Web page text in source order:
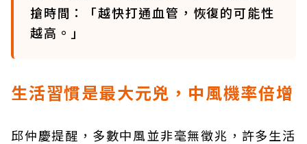
搶時間：「越快打通血管，恢復的可能性
越高。」
生活習慣是最大元兇，中風機率倍增
邱仲慶提醒，多數中風並非毫無徵兆，許多生活